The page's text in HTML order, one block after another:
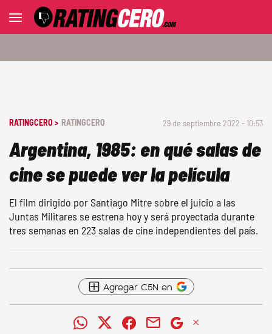
RATINGCERO > RATINGCERO 29 de septiembre 2022 - 10:53
Argentina, 1985: en qué salas de
cine se puede ver la película
El film dirigido por Santiago Mitre sobre el juicio a las
Juntas Militares se estrena hoy y será proyectada durante
tres semanas en 223 salas de cine independientes del país.
Agregar C5N en